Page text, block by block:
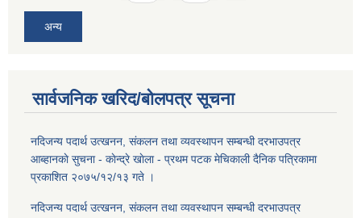
अन्य
सार्वजनिक खरिद/बोलपत्र सूचना
नदिजन्य पदार्थ उत्खनन, संकलन तथा व्यवस्थापन सम्बन्धी दरभाउपत्र
आब्हानकाे सुचना - काेन्द्रे खाेला - प्रथम पटक मेचिकाली दैनिक पत्रिकामा
प्रकाशित २०७५/१२/१३ गते ।
नदिजन्य पदार्थ उत्खनन, संकलन तथा व्यवस्थापन सम्बन्धी दरभाउपत्र